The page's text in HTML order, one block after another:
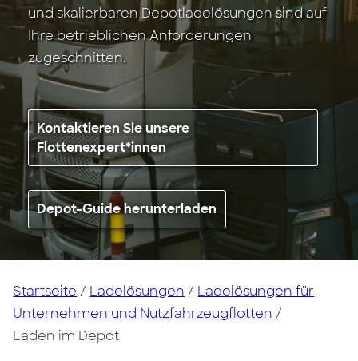
und skalierbaren Depotladelösungen sind auf
Ihre betrieblichen Anforderungen
zugeschnitten.
Kontaktieren Sie unsere
Flottenexpert*innen
Depot-Guide herunterladen
Startseite / Ladelösungen / Ladelösungen für
Unternehmen und Nutzfahrzeugflotten /
Laden im Depot